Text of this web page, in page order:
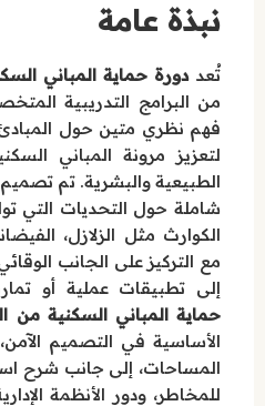
نبذة عامة
تُعددورة حماية المباني
من البرامج التدريبية
فهم نظري متين حول
لتعزيز مرونة المباني
الطبيعية والبشرية. تم
شاملة حول التحديات التي
الكوارث مثل الزلازل،
مع التركيز على الجانب
إلى تطبيقات عملية أو
حماية المباني السكنية من
الأساسية في التصميم
المساحات، إلى جانب شرح
للمخاطر، ودور الأنظمة